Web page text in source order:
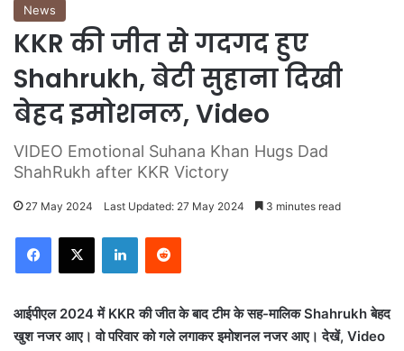
News
KKR की जीत से गदगद हुए
Shahrukh, बेटी सुहाना दिखी
बेहद इमोशनल, Video
VIDEO Emotional Suhana Khan Hugs Dad
ShahRukh after KKR Victory
27 May 2024 Last Updated: 27 May 2024 3 minutes read
LinkedInReddit
आईपीएल 2024 में KKR की जीत के बाद टीम के सह-मालिक Shahrukh बेहद
खुश नजर आए। वो परिवार को गले लगाकर इमोशनल नजर आए। देखें, Video